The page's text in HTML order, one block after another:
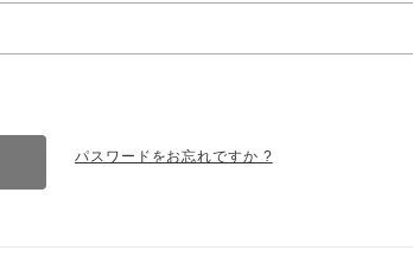
パスワードをお忘れですか ?